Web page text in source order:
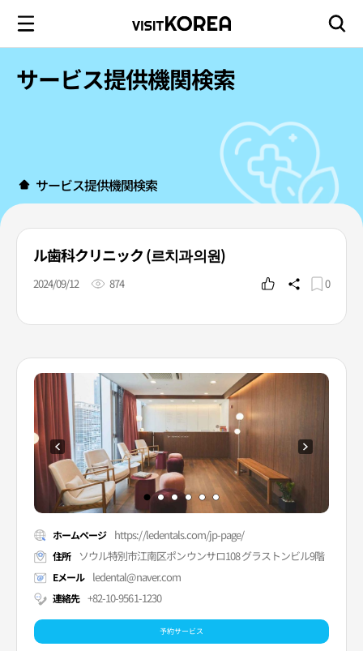
サービス提供機関検索
サービス提供機関検索
ル歯科クリニック (르치과의원)
2024/09/12 874 0
ホームページ https://ledentals.com/jp-page/
住所 ソウル特別市江南区ポンウンサロ108 グラストンビル9階
Eメール ledental@naver.com
連絡先 +82-10-9561-1230
予約サービス